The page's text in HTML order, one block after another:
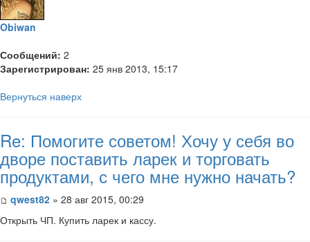
Obiwan
Сообщений: 2
Зарегистрирован: 25 янв 2013, 15:17
Вернуться наверх
Re: Помогите советом! Хочу у себя во
дворе поставить ларек и торговать
продуктами, с чего мне нужно начать?
qwest82 » 28 авг 2015, 00:29
Открыть ЧП. Купить ларек и кассу.